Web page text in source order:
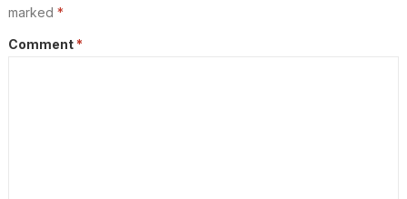
marked *
Comment *